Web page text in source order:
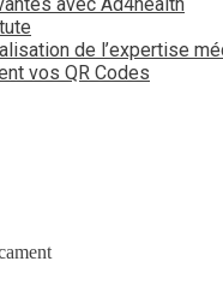
de l’expertise
vos QR Codes